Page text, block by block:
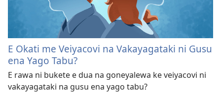
E Okati me Veiyacovi na Vakayagataki ni Gusu
ena Yago Tabu?
E rawa ni bukete e dua na goneyalewa ke veiyacovi ni
vakayagataki na gusu ena yago tabu?